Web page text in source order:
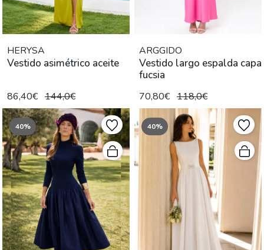
HERYSA
Vestido asimétrico aceite
86,40€ 144,0€
ARGGIDO
Vestido largo espalda capa
fucsia
70,80€ 118,0€
40% 40%